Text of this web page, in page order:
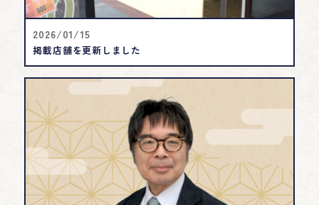
2026/01/15
掲載店舗を更新しました